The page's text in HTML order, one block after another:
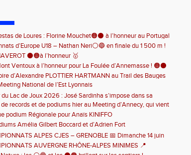
de Loures : Florine Mouchet🟠⚫️ à l’honneur au Portugal
d’Europe U18 – Nathan Neri⚪️🔵 en finale du 1 500 m !
⚫️🟠à l’honneur 🥇
Ventoux à l’honneur pour La Foulée d’Annemasse ! 🟠⚫️
d’Alexandre PLOTTIER HARTMANN au Trail des Bauges
! 🏆👏National de l’Est Lyonnais
Lac de Joux 2026 : José Sardinha s’impose dans sa
🏃‍♂️🏆
records et de podiums hier au Meeting d’Annecy, qui vient
beauté cette belle saison d’athlétisme
podium Régionale pour Anaïs KINIFFO
Amélia Gilbert Boccard et d’Adrien Fort
ALPES CJES – GRENOBLE 📅 Dimanche 14 juin
AUVERGNE RHÔNE-ALPES MINIMES 📍